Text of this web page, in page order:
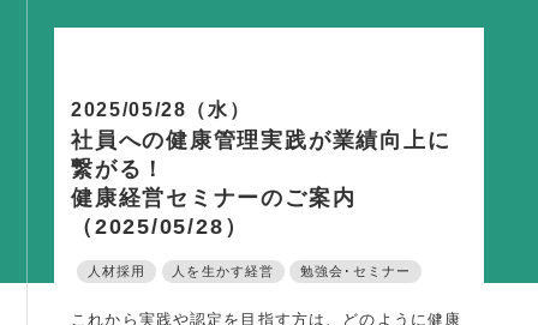
調査・資料・提言
全国行事
2025/05/28（水）
社員への健康管理実践が業績向上に
繋がる！
健康経営セミナーのご案内
（2025/05/28）
人材採用 人を生かす経営 勉強会･セミナー
これから実践や認定を目指す方は、どのように健康